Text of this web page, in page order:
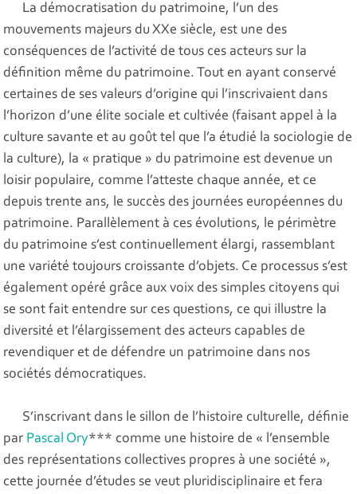
La démocratisation du patrimoine, l’un des
mouvements majeurs du XXe siècle, est une des
conséquences de l’activité de tous ces acteurs sur la
définition même du patrimoine. Tout en ayant conservé
certaines de ses valeurs d’origine qui l’inscrivaient dans
l’horizon d’une élite sociale et cultivée (faisant appel à la
culture savante et au goût tel que l’a étudié la sociologie de
la culture), la « pratique » du patrimoine est devenue un
loisir populaire, comme l’atteste chaque année, et ce
depuis trente ans, le succès des journées européennes du
patrimoine. Parallèlement à ces évolutions, le périmètre
du patrimoine s’est continuellement élargi, rassemblant
une variété toujours croissante d’objets. Ce processus s’est
également opéré grâce aux voix des simples citoyens qui
se sont fait entendre sur ces questions, ce qui illustre la
diversité et l’élargissement des acteurs capables de
revendiquer et de défendre un patrimoine dans nos
sociétés démocratiques.
S’inscrivant dans le sillon de l’histoire culturelle, définie
par Pascal Ory*** comme une histoire de « l’ensemble
des représentations collectives propres à une société »,
cette journée d’études se veut pluridisciplinaire et fera